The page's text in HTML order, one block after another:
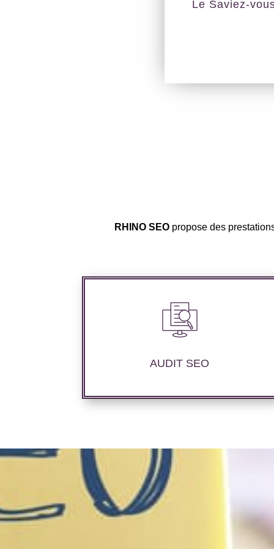
Le Saviez-
RHINO SEO propose des
AUDIT SEO
Audit complet de votre site web à travers
les mots clés pertinents, les principaux